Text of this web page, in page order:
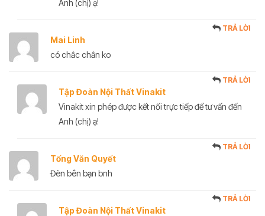
Anh (chị) ạ!
Mai Linh
TRẢ LỜI
có chắc chắn ko
Tập Đoàn Nội Thất Vinakit
TRẢ LỜI
Vinakit xin phép được kết nối trực tiếp để tư vấn đến
Anh (chị) ạ!
Tống Văn Quyết
TRẢ LỜI
Đèn bên bạn bnh
Tập Đoàn Nội Thất Vinakit
TRẢ LỜI